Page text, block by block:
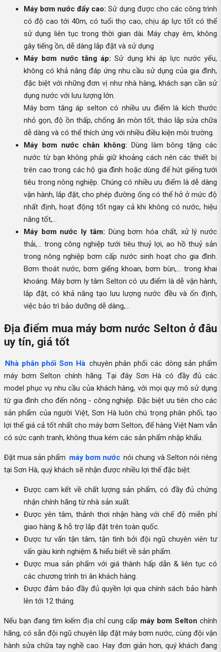
Máy bơm nước đẩy cao: Sử dụng được cho các công trình
có độ cao tới 40m, có tuổi thọ cao, chịu áp lực tốt có thể
sử dụng liên tục trong thời gian dài. Máy chạy êm, không
gây tiếng ồn, dễ dàng lắp đặt và sử dụng
Máy bơm nước tăng áp: Sử dụng khi áp lực nước yếu,
không có khả năng đáp ứng nhu cầu sử dụng của gia đình,
đặc biệt với những đơn vị như nhà hàng, khách sạn cần sử
dụng nước với lưu lượng lớn.
Máy bơm tăng áp selton có nhiều ưu điểm là kích thước
nhỏ gọn, độ ồn thấp, chống ăn mòn tốt, tháo lắp sửa chữa
dễ dàng và có thể thích ứng với nhiều điều kiện môi trường.
Máy bơm nước chân không: Dùng làm bông tặng các
nước từ bạn không phải giữ khoảng cách nên các thiết bị
trên cao trong các hộ gia đình hoặc dùng để hút giếng tưới
tiêu trong nông nghiệp. Chúng có nhiều ưu điểm là dễ dàng
vận hành, lắp đặt, cho phép đường ống có thể hở ở mức độ
nhất định, hoạt động tốt ngay cả khi không có nước, hiệu
năng tốt,…
Máy bơm nước ly tâm: Dùng bơm hóa chất, xử lý nước
thải,... trong công nghiệp tưới tiêu thuỷ lợi, ao hồ thuỷ sản
trong nông nghiệp bơm cấp nước sinh hoạt cho gia đình.
Bơm thoát nước, bơm giếng khoan, bơm bùn,... trong khai
khoáng. Máy bơm ly tâm Selton có ưu điểm là dễ vận hành,
lắp đặt, có khả năng tạo lưu lượng nước đều và ổn định,
việc bảo trì bảo dưỡng dễ dàng,...
Địa điểm mua máy bơm nước Selton ở đâu
uy tín, giá tốt
Nhà phân phối Sơn Hà chuyên phân phối các dòng sản phẩm
máy bơm Selton chính hãng. Tại đây Sơn Hà có đầy đủ các
model phục vụ nhu cầu của khách hàng, với mọi quy mô sử dụng
từ gia đình cho đến nông - công nghiệp. Đặc biệt ưu tiên cho các
sản phẩm của người Việt, Sơn Hà luôn chú trọng phân phối, tạo
lợi thế giá cả tốt nhất cho máy bơm Selton, để hàng Việt Nam vẫn
có sức cạnh tranh, không thua kém các sản phẩm nhập khẩu.
Đặt mua sản phẩm máy bơm nước nói chung và Selton nói riêng
tại Sơn Hà, quý khách sẽ nhận được nhiều lợi thế đặc biệt:
Được cam kết về chất lượng sản phẩm, có đầy đủ chứng
nhận chính hãng từ nhà sản xuất.
Được yên tâm, thảnh thơi nhận hàng với chế độ miễn phí
giao hàng & hỗ trợ lắp đặt trên toàn quốc.
Được tư vấn tận tâm, tận tình bởi đội ngũ chuyên viên tư
vấn giàu kinh nghiệm & hiểu biết về sản phẩm.
Được mua sản phẩm với giá thành hấp dẫn & liên tục có
các chương trình tri ân khách hàng.
Được đảm bảo đầy đủ quyền lợi qua chính sách bảo hành
lên tới 12 tháng.
Nếu bạn đang tìm kiếm địa chỉ cung cấp máy bơm Selton chính
hãng, có sẵn đội ngũ chuyên lắp đặt máy bơm nước, cùng đội vận
hành sửa chữa tay nghề cao. Hay đơn giản hơn, quý khách đang